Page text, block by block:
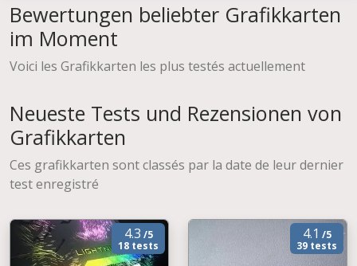
Bewertungen beliebter Grafikkarten
im Moment
Voici les Grafikkarten les plus testés actuellement
Neueste Tests und Rezensionen von
Grafikkarten
Ces grafikkarten sont classés par la date de leur dernier
test enregistré
4.3 /5
18 tests
4.1 /5
39 tests